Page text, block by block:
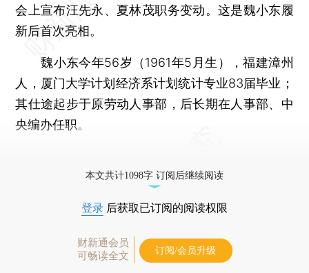
会上宣布汪先永、夏林茂职务变动。这是魏小东履
新后首次亮相。
魏小东今年56岁（1961年5月生），福建漳州
人，厦门大学计划经济系计划统计专业83届毕业；
其仕途起步于原劳动人事部，后长期在人事部、中
央编办任职。
本文共计1098字 订阅后继续阅读
登录 后获取已订阅的阅读权限
财新通会员
可畅读全文
订阅/会员升级